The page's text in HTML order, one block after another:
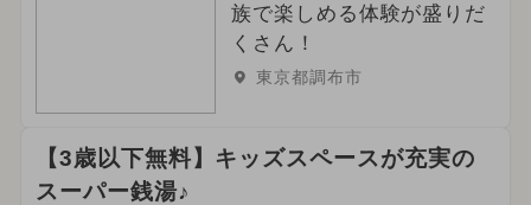
族で楽しめる体験が盛りだ
くさん！
東京都調布市
【3歳以下無料】キッズスペースが充実の
スーパー銭湯♪